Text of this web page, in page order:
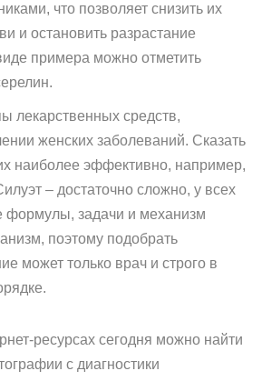
что позволяет снизить их
и остановить разрастание
примера можно отметить
лекарственных средств,
женских заболеваний. Сказать
наиболее эффективно, например,
– достаточно сложно, у всех
формулы, задачи и механизм
поэтому подобрать
может только врач и строго в
ресурсах сегодня можно найти
с диагностики